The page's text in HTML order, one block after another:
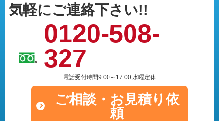
気軽にご連絡下さい!!
0120-508-
327
電話受付時間9:00～17:00 水曜定休
ご相談・ お見積り依
頼